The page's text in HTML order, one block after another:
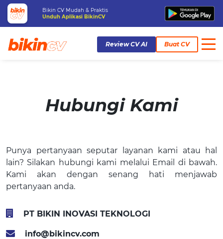
Bikin CV Mudah & Praktis
Unduh Aplikasi BikinCV
Review CV AI Buat CV
Hubungi Kami
Punya pertanyaan seputar layanan kami atau hal
lain? Silakan hubungi kami melalui Email di bawah.
Kami akan dengan senang hati menjawab
pertanyaan anda.
PT BIKIN INOVASI TEKNOLOGI
info@bikincv.com